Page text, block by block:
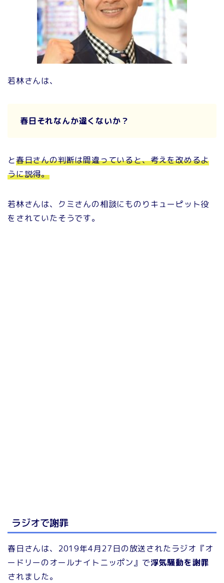
若林さんは、
春日それなんか違くないか？
と春日さんの判断は間違っていると、考えを改めるよ
うに説得。
若林さんは、クミさんの相談にものりキューピット役
をされていたそうです。
ラジオで謝罪
春日さんは、2019年4月27日の放送されたラジオ『オ
ードリーのオールナイトニッポン』で浮気騒動を謝罪
されました。